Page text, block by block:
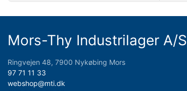
Mors-Thy Industrilager A/S
Ringvejen 48, 7900 Nykøbing Mors
97 71 11 33
webshop@mti.dk